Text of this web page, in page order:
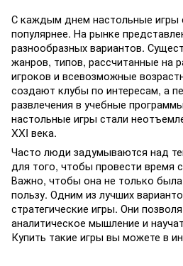
С каждым днем настольные игры
популярнее. На рынке
разнообразных вариантов.
жанров, типов, рассчитанные на
игроков и всевозможные
создают клубы по интересам, а
развлечения в учебные
настольные игры стали
XXI века.
Часто люди задумываются над
для того, чтобы провести время
Важно, чтобы она не только
пользу. Одним из лучших
стратегические игры. Они
аналитическое мышление и
Купить такие игры вы можете в